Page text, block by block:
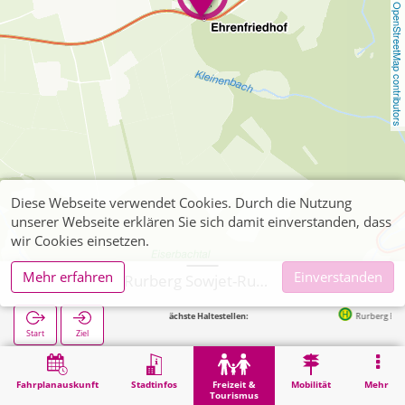
OpenStreetMap contributors
Fahrplanauskunft Stadtinfos
Freizeit &
Tourismus
Mobilität Mehr
Start Ziel
Nächste Haltestellen: Rurberg
Freizeit & Tourismus Kultur Simmerath, Rurberg Sowjet-Russische Kriegsgräber
Diese Webseite verwendet Cookies. Durch die Nutzung
unserer Webseite erklären Sie sich damit einverstanden, dass
wir Cookies einsetzen.
Mehr erfahren
Einverstanden